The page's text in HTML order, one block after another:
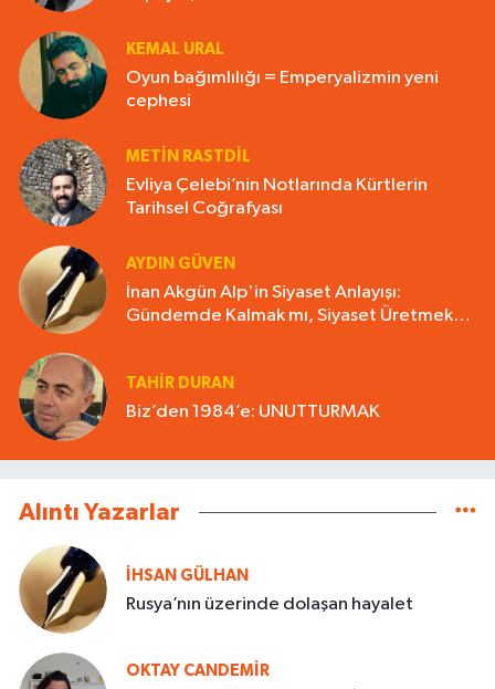
KEMAL URAL
Oyun bağımlılığı = Emperyalizmin yeni
cephesi
METIN RASTDIL
Evliya Çelebi’nin Notlarında Kürtlerin
Tarihsel Coğrafyası
AYDIN GÜVEN
İnan Akgün Alp'in Siyaset Anlayışı:
Gündemde Kalmak mı, Siyaset Üretmek
TAHIR DURAN
Biz’den 1984’e: UNUTTURMAK
Alıntı Yazarlar
İHSAN GÜLHAN
Rusya’nın üzerinde dolaşan hayalet
OKTAY CANDEMIR